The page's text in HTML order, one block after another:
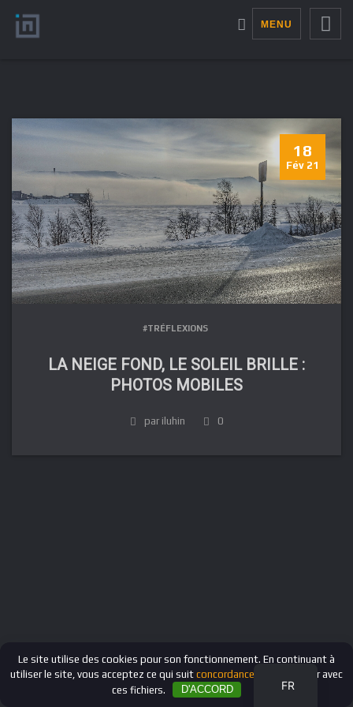
MENU
18
Fév 21
#TRÉFLEXIONS
LA NEIGE FOND, LE SOLEIL BRILLE :
PHOTOS MOBILES
par iluhin 0
FR
RU
Le site utilise des cookies pour son fonctionnement. En continuant à
utiliser le site, vous acceptez ce qui suit concordance pour travailler avec
ces fichiers.
D'ACCORD